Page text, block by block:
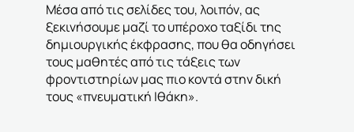
Μέσα από τις σελίδες του, λοιπόν, ας
ξεκινήσουμε μαζί το υπέροχο ταξίδι της
δημιουργικής έκφρασης, που θα οδηγήσει
τους μαθητές από τις τάξεις των
φροντιστηρίων μας πιο κοντά στην δική
τους «πνευματική Ιθάκη».